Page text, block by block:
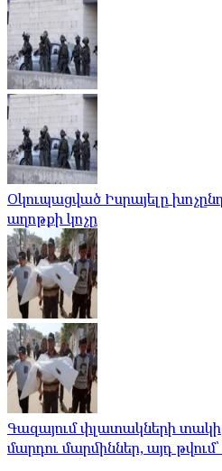
Օկուպացված Իսրայելը
աղոթքի կոչը
Գազայում փլատակների տակից
մարդու մարմիններ, այդ